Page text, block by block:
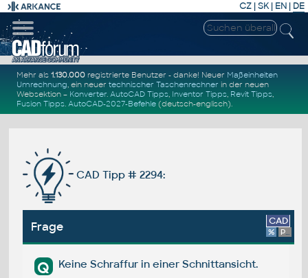
CZ | SK| EN | DE
Mehr als1.130.000 registrierte Benutzer - danke! Neuer Maßeinheiten
Umrechnung, ein neuertechnischer Taschenrechner in der neuen
Websektion – Konverter.AutoCAD Tipps, Inventor Tipps, Revit Tipps,
Fusion Tipps.AutoCAD-2027-Befehle (deutsch-englisch).
CAD Tipp # 2294:
Frage CAD
% Platform
Q Keine Schraffur in einer Schnittansicht.